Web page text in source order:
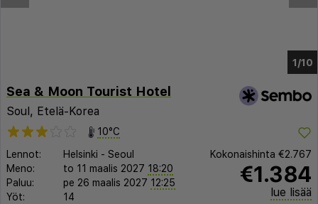
1/6
Sea & Moon Tourist Hotel
Soul, Etelä-Korea
10°C
Lennot:
Helsinki - Seoul
Meno:
to 11 maalis 2027 18:20
Paluu:
pe 26 maalis 2027 12:25
Yöt:
14
Kokonaishinta €2.767
€1.384
lue lisää